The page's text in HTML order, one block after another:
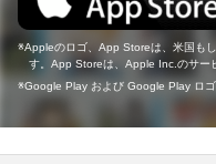
Appleのロゴ、App Storeは、米国も
す。App Storeは、Apple Inc.のサー
Google Play および Google Play ロ